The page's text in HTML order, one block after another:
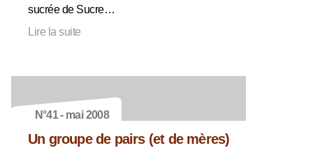
sucrée de Sucre…
Lire la suite
N°41 - mai 2008
Un groupe de pairs (et de mères)